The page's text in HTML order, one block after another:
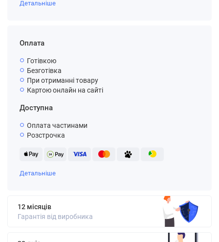
Детальніше
Оплата
Готівкою
Безготівка
При отриманні товару
Картою онлайн на сайті
Доступна
Оплата частинами
Розстрочка
Детальніше
12 місяців
Гарантія від виробника